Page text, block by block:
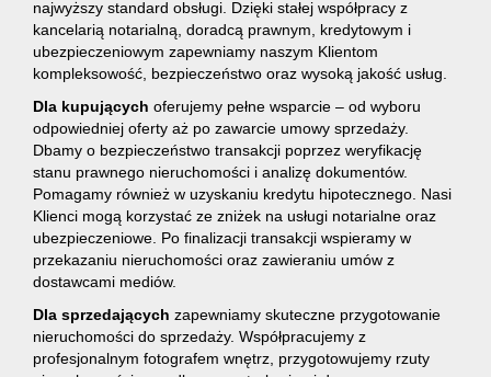
najwyższy standard obsługi. Dzięki stałej współpracy z
kancelarią notarialną, doradcą prawnym, kredytowym i
ubezpieczeniowym zapewniamy naszym Klientom
kompleksowość, bezpieczeństwo oraz wysoką jakość usług.
Dla kupujących oferujemy pełne wsparcie – od wyboru
odpowiedniej oferty aż po zawarcie umowy sprzedaży.
Dbamy o bezpieczeństwo transakcji poprzez weryfikację
stanu prawnego nieruchomości i analizę dokumentów.
Pomagamy również w uzyskaniu kredytu hipotecznego. Nasi
Klienci mogą korzystać ze zniżek na usługi notarialne oraz
ubezpieczeniowe. Po finalizacji transakcji wspieramy w
przekazaniu nieruchomości oraz zawieraniu umów z
dostawcami mediów.
Dla sprzedających zapewniamy skuteczne przygotowanie
nieruchomości do sprzedaży. Współpracujemy z
profesjonalnym fotografem wnętrz, przygotowujemy rzuty